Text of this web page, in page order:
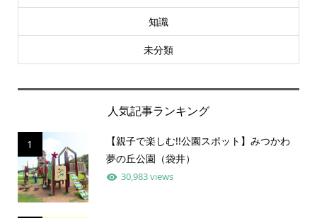
知識
未分類
人気記事ランキング
1
【親子で楽しむ!!公園スポット】みつかわ
夢の丘公園（袋井）
30,983 views